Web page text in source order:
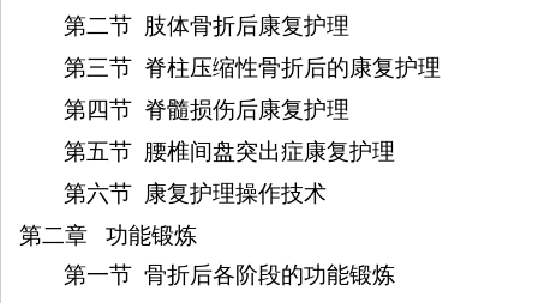
第二节 肢体骨折后康复护理
第三节 脊柱压缩性骨折后的康复护理
第四节 脊髓损伤后康复护理
第五节 腰椎间盘突出症康复护理
第六节 康复护理操作技术
第二章
功能锻炼
第一节 骨折后各阶段的功能锻炼